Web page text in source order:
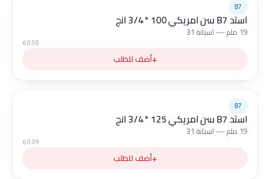
B7
استد B7 سن امريكي 100 * 3/4 انج
19 ملم --- اسبانة 31
6038
+أضف للطلب
B7
استد B7 سن امريكي 125 * 3/4 انج
19 ملم --- اسبانة 31
6039
+أضف للطلب